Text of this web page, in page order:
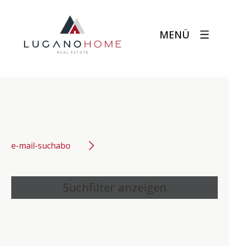
MENÜ
e-mail-suchabo
Suchfilter anzeigen